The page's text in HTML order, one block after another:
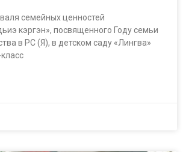
семейных ценностей
кэргэн», посвященного Году семьи
в РС (Я), в детском саду «Лингва»